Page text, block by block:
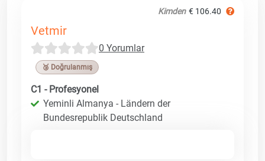
Kimden € 106.40
Vetmir
0 Yorumlar
🥉 Doğrulanmış
C1 - Profesyonel
Yeminli Almanya - Ländern der
Bundesrepublik Deutschland